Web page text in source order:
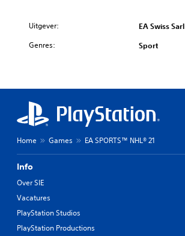
Uitgever: EA Swiss Sarl
Genres: Sport
Home Games EA SPORTS™ NHL® 21
Info
Over SIE
Vacatures
PlayStation Studios
PlayStation Productions